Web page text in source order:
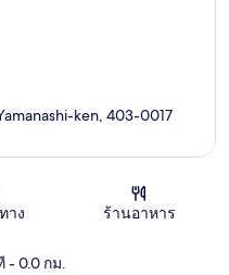
ที่
ken, 403-0017
าง ร้านอาหาร
- 0.0 กม.